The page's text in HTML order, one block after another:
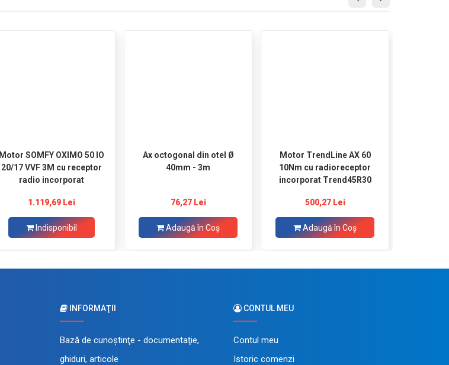
Motor SOMFY OXIMO 50 IO
20/17 VVF 3M cu receptor
radio incorporat
1.119,69 Lei
Indisponibil
Ax octogonal din otel Ø
40mm - 3m
76,27 Lei
Adaugă în Coş
Motor TrendLine AX 60
10Nm cu radioreceptor
incorporat Trend45R30
500,27 Lei
Adaugă în Coş
INFORMAŢII
Bază de cunoştinţe - documentaţie,
ghiduri, articole
CONTUL MEU
Contul meu
Istoric comenzi